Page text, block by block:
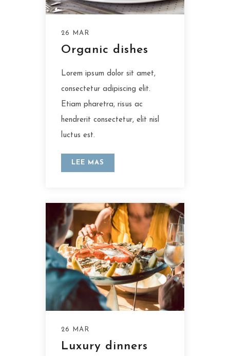
26 MAR
Organic dishes
Lorem ipsum dolor sit amet,
consectetur adipiscing elit.
Etiam pharetra, risus ac
hendrerit consectetur, elit nisl
luctus est.
LEE MAS
26 MAR
Luxury dinners